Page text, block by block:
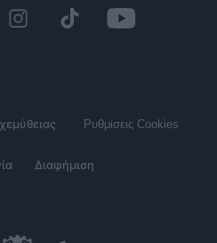
Ρυθμίσεις Cookies
Διαφήμιση